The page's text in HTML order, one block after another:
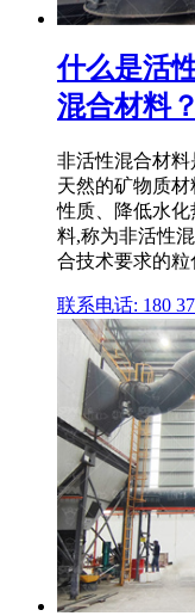
什么是活
混合材料
非活性混合材
天然的矿物质
性质、降低水
料,称为非活性
合技术要求的粒
联系电话: 180